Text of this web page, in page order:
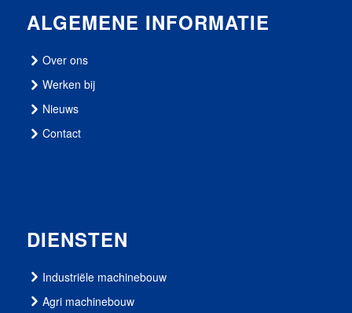
ALGEMENE INFORMATIE
Over ons
Werken bij
Nieuws
Contact
DIENSTEN
Industriële machinebouw
Agri machinebouw